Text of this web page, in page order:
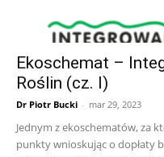
Ekoschemat –
Roślin (cz. I)
Dr Piotr Bucki - mar 29, 2023
Jednym z ekoschematów, za
punkty wnioskując o dopłaty